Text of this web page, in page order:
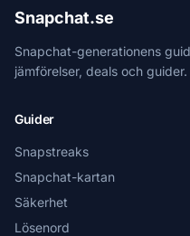
Snapchat.se
Snapchat-generationens
jämförelser, deals och guider.
Guider
Snapstreaks
Snapchat-kartan
Säkerhet
Lösenord